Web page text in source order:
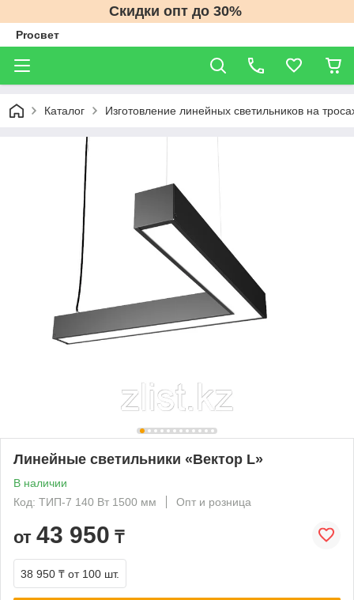
Скидки опт до 30%
Proсвет
Каталог Изготовление линейных светильников на
Линейные светильники «Вектор L»
В наличии
Код: ТИП-7 140 Вт 1500 мм
Опт и розница
от 43 950 ₸
38 950 ₸ от 100 шт.